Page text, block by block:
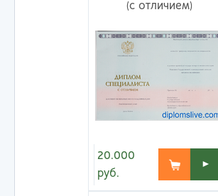
(с отличием)
20.000
руб.
►